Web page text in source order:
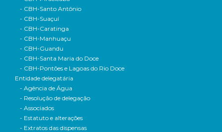
- CBH-Santo Antônio
- CBH-Suaçuí
- CBH-Caratinga
- CBH-Manhuaçu
- CBH-Guandu
- CBH-Santa Maria do Doce
- CBH-Pontões e Lagoas do Rio Doce
Entidade delegatária
- Agência de Água
- Resolução de delegação
- Associados
- Estatuto e alterações
- Extratos das dispensas